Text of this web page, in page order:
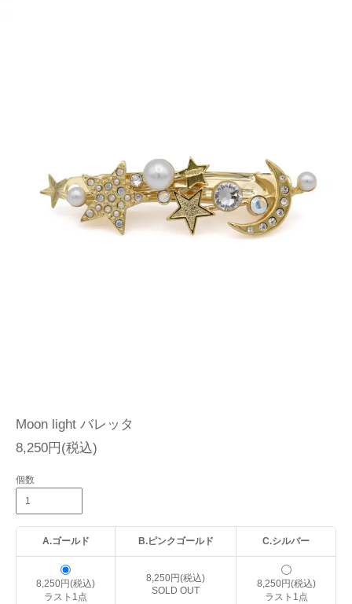
Moon light バレッタ
8,250円(税込)
個数
A.ゴールド B.ピンクゴールド C.シルバー
8,250円(税込)
ラスト1点
8,250円(税込)
SOLD OUT
8,250円(税込)
ラスト1点